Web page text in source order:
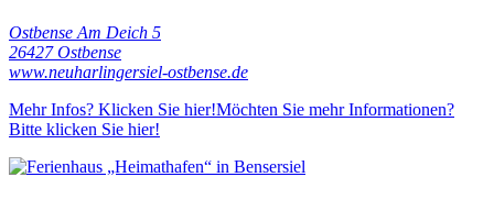
Ostbense Am Deich 5
26427 Ostbense
www.neuharlingersiel-ostbense.de
Mehr Infos? Klicken Sie hier!Möchten Sie mehr Informationen?
Bitte klicken Sie hier!